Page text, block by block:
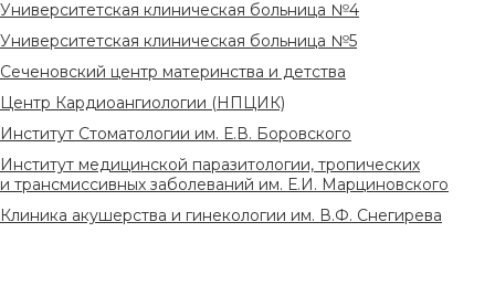
Университетская клиническая больница №4
Университетская клиническая больница №5
Сеченовский центр материнства и детства
Центр Кардиоангиологии (НПЦИК)
Институт Стоматологии им. Е.В. Боровского
Институт медицинской паразитологии, тропических
и трансмиссивных заболеваний им. Е.И. Марциновского
Клиника акушерства и гинекологии им. В.Ф. Снегирева